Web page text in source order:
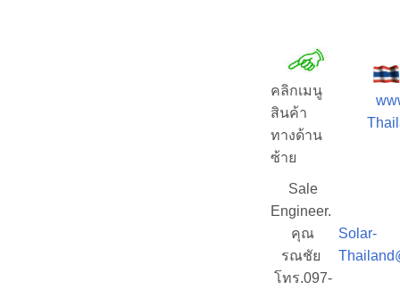
คลิกเมนู
สินค้า
ทางด้าน
ซ้าย
Sale
Engineer.
คุณ
รณชัย
โทร.097-
Solar-